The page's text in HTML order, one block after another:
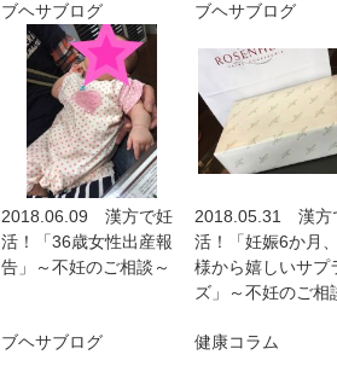
ブヘサブログ
2018.06.09 漢方で妊
活！「36歳女性出産報
告」～不妊のご相談～
ブヘサブログ
2018.05.31 漢方
活！「妊娠6か月
様から嬉しいサプ
ズ」～不妊のご相
ブヘサブログ 健康コラム